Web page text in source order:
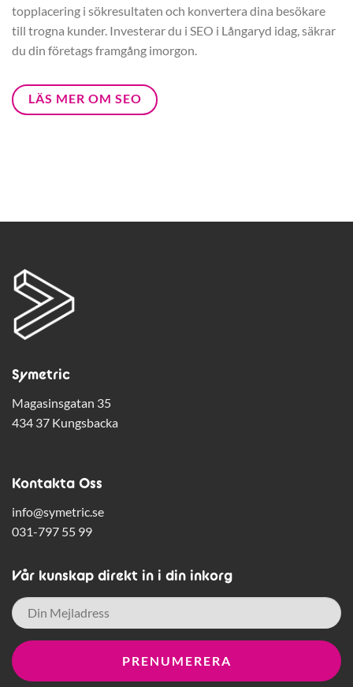
topplacering i sökresultaten och konvertera dina besökare
till trogna kunder. Investerar du i SEO i Långaryd idag, säkrar
du din företags framgång imorgon.
LÄS MER OM SEO
Symetric
Magasinsgatan 35
434 37 Kungsbacka
Kontakta Oss
info@symetric.se
031-797 55 99
Vår kunskap direkt in i din inkorg
E-
post *